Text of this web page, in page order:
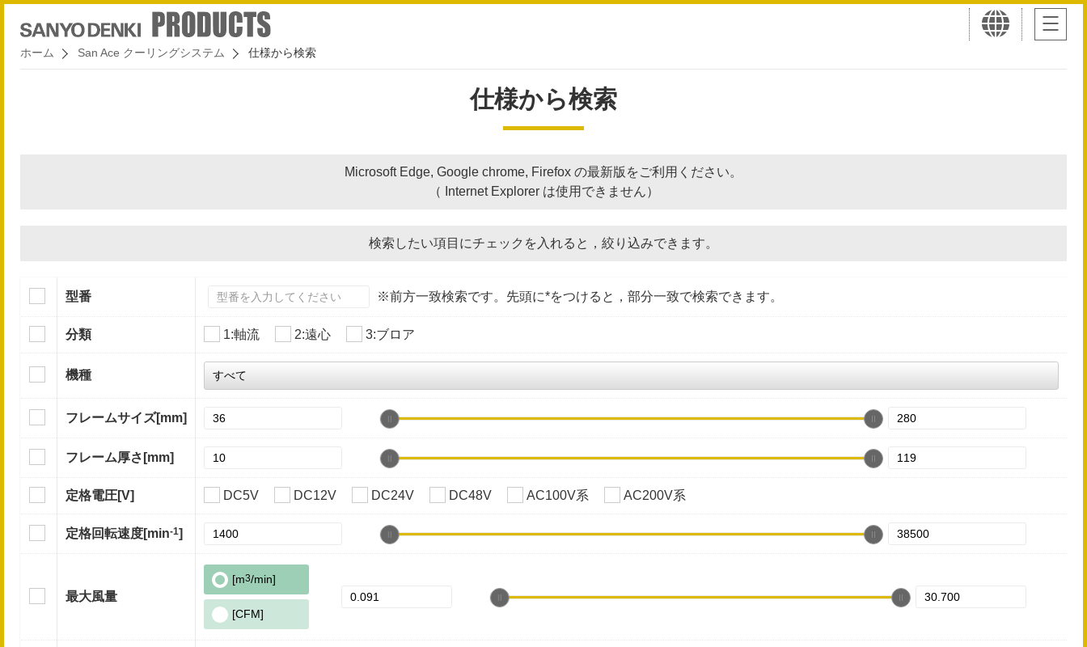
ホーム San Ace クーリングシステム 仕様から検索
仕様から検索
Microsoft Edge, Google chrome, Firefox の最新版をご利用ください。
（ Internet Explorer は使用できません）
検索したい項目にチェックを入れると， 絞り込みできます。
型番 ※前方一致検索です。先頭に*をつけると，部分一致で検索できます。
分類 1:軸流 2:遠心 3:ブロア
機種
フレームサイズ[mm]
フレーム厚さ [mm]
定格電圧[V] DC5V DC12V DC24V DC48V AC100V系 AC200V系
定格回転速度[min-1]
最大風量
[m3/min]
[CFM]